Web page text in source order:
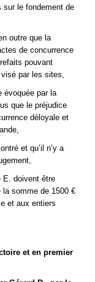
sur le fondement de
outre que la
de concurrence
pouvant
par les sites,
évoquée par la
que le préjudice
déloyale et
et qu’il n’y a
E. doivent être
somme de 1500 €
et aux entiers
et en premier